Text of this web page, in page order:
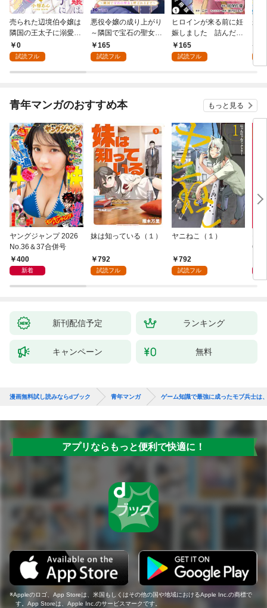
売られた辺境伯令嬢は
隣国の王太子に溺愛さ
れる 1
0
試読フル
悪役令嬢の成り上がり
～隣国で宝石の聖女と
呼ばれるまで～（コミ
ック） 分冊版 1
165
試読フル
ヒロインが来る前に妊
娠しました 詰んだは
ずの悪役令嬢ですが、
どうやら違うようです
165
試読フル
か
青年マンガのおすすめ本 もっと見る
ヤングジャンプ 2026
No.36＆37合併号
400
新着
妹は知っている（１）
792
試読フル
ヤニねこ（１）
792
試読フル
6・
新刊配信予定 ランキング
キャンペーン 無料
漫画無料試し読みならdブック 青年マンガ ゲーム知識で最強に成ったモブ兵士は
アプリならもっと便利で快適に！
Appleのロゴ、App Storeは、米国もしくはその他の国や地域におけるApple Inc.の商標で
す。App Storeは、Apple Inc.のサービスマークです。